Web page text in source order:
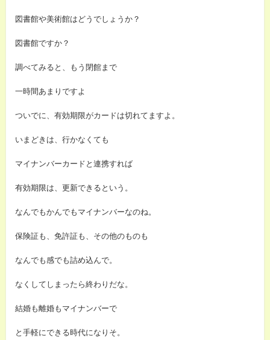
図書館や美術館はどうでしょうか？
図書館ですか？
調べてみると、もう閉館まで
一時間あまりですよ
ついでに、有効期限がカードは切れてますよ。
いまどきは、行かなくても
マイナンバーカードと連携すれば
有効期限は、更新できるという。
なんでもかんでもマイナンバーなのね。
保険証も、免許証も、その他のものも
なんでも感でも詰め込んで。
なくしてしまったら終わりだな。
結婚も離婚もマイナンバーで
と手軽にできる時代になりそ。